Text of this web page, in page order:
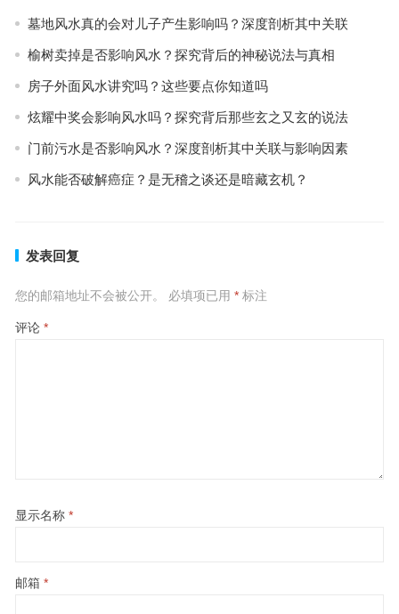
墓地风水真的会对儿子产生影响吗？深度剖析其中关联
榆树卖掉是否影响风水？探究背后的神秘说法与真相
房子外面风水讲究吗？这些要点你知道吗
炫耀中奖会影响风水吗？探究背后那些玄之又玄的说法
门前污水是否影响风水？深度剖析其中关联与影响因素
风水能否破解癌症？是无稽之谈还是暗藏玄机？
发表回复
您的邮箱地址不会被公开。 必填项已用 *标注
评论 *
显示名称 *
邮箱 *